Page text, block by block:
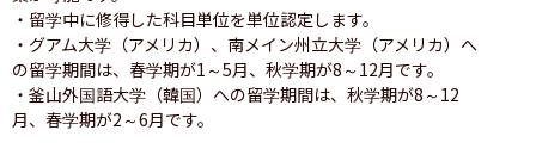
・留学中に修得した科目単位を単位認定します。
・グアム大学（アメリカ）、南メイン州立大学（アメリカ）へ
の留学期間は、春学期が1～5月、秋学期が8～12月です。
・釜山外国語大学（韓国）への留学期間は、秋学期が8～12
月、春学期が2～6月です。